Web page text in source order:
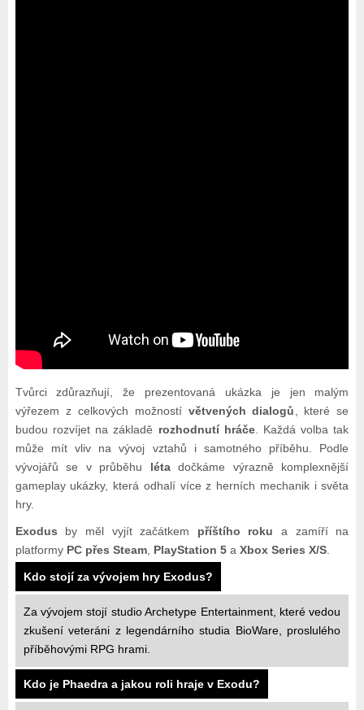
Tvůrci zdůrazňují, že prezentovaná ukázka je jen malým
výřezem z celkových možností větvených dialogů , které se
budou rozvíjet na základě rozhodnutí hráče. Každá volba tak
může mít vliv na vývoj vztahů i samotného příběhu. Podle
vývojářů se v průběhu létadočkáme výrazně komplexnější
gameplay ukázky, která odhalí více z herních mechanik i světa
hry.
Exodus by měl vyjít začátkem příštího roku a zamíří na
platformy PC přes Steam, PlayStation 5a Xbox Series X/S.
Kdo stojí za vývojem hry Exodus?
Za vývojem stojí studio Archetype Entertainment, které vedou
zkušení veteráni z legendárního studia BioWare, proslulého
příběhovými RPG hrami.
Kdo je Phaedra a jakou roli hraje v Exodu?